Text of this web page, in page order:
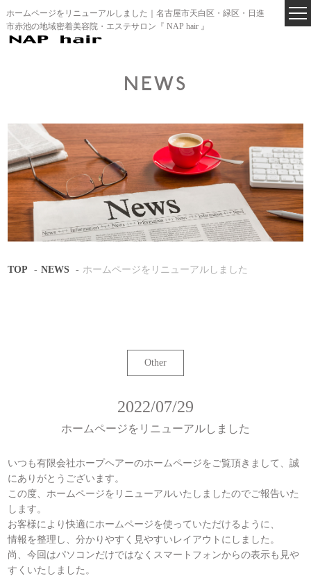
ホームページをリニューアルしました｜名古屋市天白区・緑区・日進
市赤池の地域密着美容院・エステサロン『 NAP hair 』
NEWS
TOP NEWS ホームページをリニューアルしました
Other
2022/07/29
ホームページをリニューアルしました
いつも有限会社ホープヘアーのホームページをご覧頂きまして、誠
にありがとうございます。
この度、ホームページをリニューアルいたしましたのでご報告いた
します。
お客様により快適にホームページを使っていただけるように、
情報を整理し、分かりやすく見やすいレイアウトにしました。
尚、今回はパソコンだけではなくスマートフォンからの表示も見や
すくいたしました。